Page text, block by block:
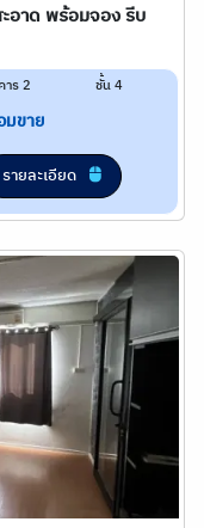
อาด พร้อมจอง รีบ
าร 2 ชั้น 4
มขาย
รายละเอียด